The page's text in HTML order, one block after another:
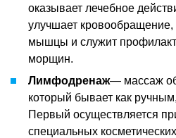
оказывает лечебное
улучшает кровообращение,
мышцы и служит
морщин.
Лимфодренаж— массаж
который бывает как
Первый осуществляется
специальных